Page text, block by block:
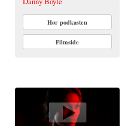
Hør podkasten
Filmside